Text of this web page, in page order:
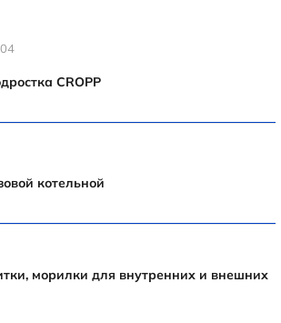
CROPP
котельной
морилки для внутренних и внешних